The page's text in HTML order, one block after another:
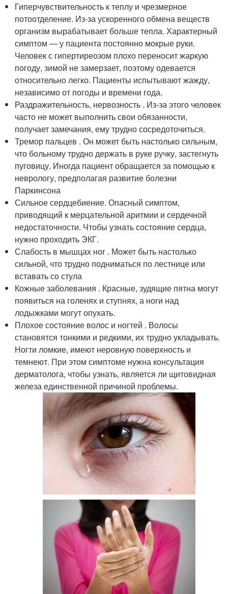
Гиперчувствительность к теплу и чрезмерное
потоотделение. Из-за ускоренного обмена веществ
организм вырабатывает больше тепла. Характерный
симптом — у пациента постоянно мокрые руки.
Человек с гипертиреозом плохо переносит жаркую
погоду, зимой не замерзает, поэтому одевается
относительно легко. Пациенты испытывают жажду,
независимо от погоды и времени года.
Раздражительность, нервозность . Из-за этого человек
часто не может выполнить свои обязанности,
получает замечания, ему трудно сосредоточиться.
Тремор пальцев . Он может быть настолько сильным,
что больному трудно держать в руке ручку, застегнуть
пуговицу. Иногда пациент обращается за помощью к
неврологу, предполагая развитие болезни
Паркинсона
Сильное сердцебиение. Опасный симптом,
приводящий к мерцательной аритмии и сердечной
недостаточности. Чтобы узнать состояние сердца,
нужно проходить ЭКГ.
Слабость в мышцах ног . Может быть настолько
сильной, что трудно подниматься по лестнице или
вставать со стула
Кожные заболевания . Красные, зудящие пятна могут
появиться на голенях и ступнях, а ноги над
лодыжками могут опухать.
Плохое состояние волос и ногтей . Волосы
становятся тонкими и редкими, их трудно укладывать.
Ногти ломкие, имеют неровную поверхность и
темнеют. При этом симптоме нужна консультация
дерматолога, чтобы узнать, является ли щитовидная
железа единственной причиной проблемы.